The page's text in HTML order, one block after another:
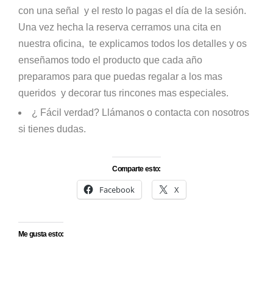
con una señal y el resto lo pagas el día de la sesión.
Una vez hecha la reserva cerramos una cita en
nuestra oficina, te explicamos todos los detalles y os
enseñamos todo el producto que cada año
preparamos para que puedas regalar a los mas
queridos y decorar tus rincones mas especiales.
¿ Fácil verdad? Llámanos o contacta con nosotros
si tienes dudas.
Comparte esto:
Facebook X
Me gusta esto: